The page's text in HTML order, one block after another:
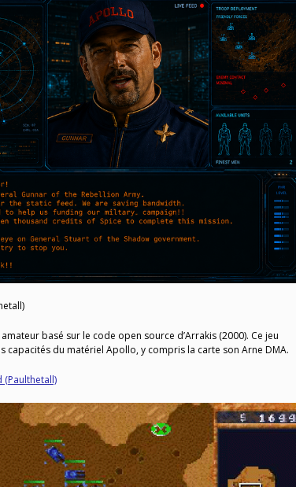
basé sur le code open source d’Arrakis (2000). Ce jeu
capacités du matériel Apollo, y compris la carte son Arne DMA.
(Paulthetall)